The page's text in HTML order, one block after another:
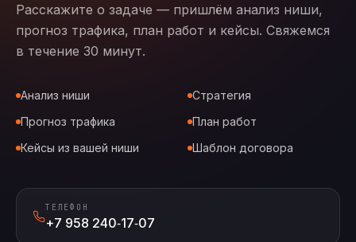
Расскажите о задаче — пришлём анализ ниши,
прогноз трафика, план работ и кейсы. Свяжемся
в течение 30 минут.
Анализ ниши
Стратегия
Прогноз трафика
План работ
Кейсы из вашей ниши
Шаблон договора
ТЕЛЕФОН
+7 958 240‑17‑07